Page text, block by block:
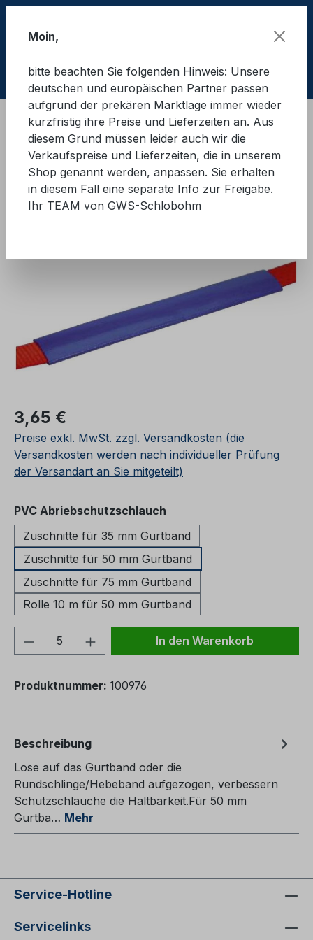
Ladungssicherung Straße
LaSi - Zubehör
Abrieb- und Kantenschutz
GWS®-Abriebschutzschlauch
Regulärer Preis:
3,65 €
Preise exkl. MwSt. zzgl. Versandkosten (die
Versandkosten werden nach individueller Prüfung
der Versandart an Sie mitgeteilt)
PVC Abriebschutzschlauch
Zuschnitte für 35 mm Gurtband
Zuschnitte für 50 mm Gurtband
Zuschnitte für 75 mm Gurtband
Rolle 10 m für 50 mm Gurtband
Produkt Anzahl: Gib denIn den Warenkorb
Produktnummer: 100976
Beschreibung
Lose auf das Gurtband oder die
Rundschlinge/Hebeband aufgezogen, verbessern
Schutzschläuche die Haltbarkeit.Für 50 mm
Gurtba… Mehr
Service-Hotline
Servicelinks
Moin,
bitte beachten Sie folgenden Hinweis: Unsere
deutschen und europäischen Partner passen
aufgrund der prekären Marktlage immer wieder
kurzfristig ihre Preise und Lieferzeiten an. Aus
diesem Grund müssen leider auch wir die
Verkaufspreise und Lieferzeiten, die in unserem
Shop genannt werden, anpassen. Sie erhalten
in diesem Fall eine separate Info zur Freigabe.
Ihr TEAM von GWS-Schlobohm